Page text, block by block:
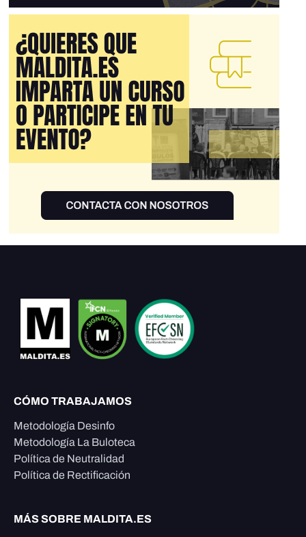
CÓMO TRABAJAMOS
Metodología Desinfo
Metodología La Buloteca
Política de Neutralidad
Política de Rectificación
MÁS SOBRE MALDITA.ES